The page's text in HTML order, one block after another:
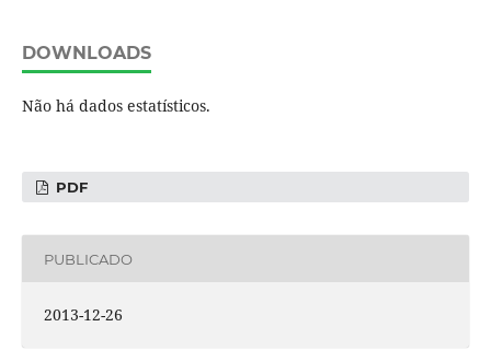
DOWNLOADS
Não há dados estatísticos.
PDF
PUBLICADO
2013-12-26